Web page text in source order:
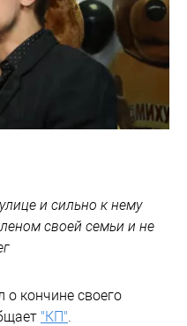
и сильно к нему
своей семьи и не
кончине своего
"КП"